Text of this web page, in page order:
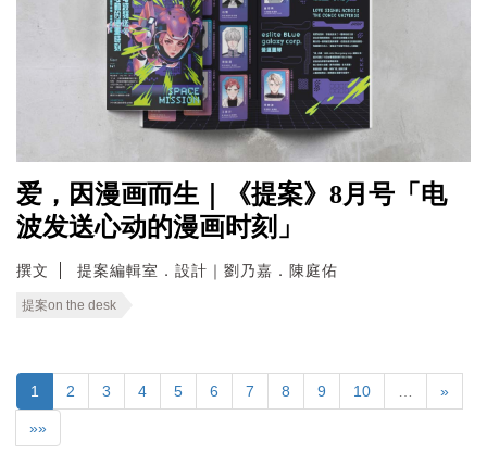
爱，因漫画而生｜《提案》8月号「电
波发送心动的漫画时刻」
撰文 提案編輯室．設計｜劉乃嘉．陳庭佑
提案on the desk
1 2 3 4 5 6 7 8 9 10 »
»»